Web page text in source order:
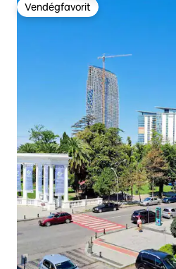
Vendégfavorit
Vendégfavorit